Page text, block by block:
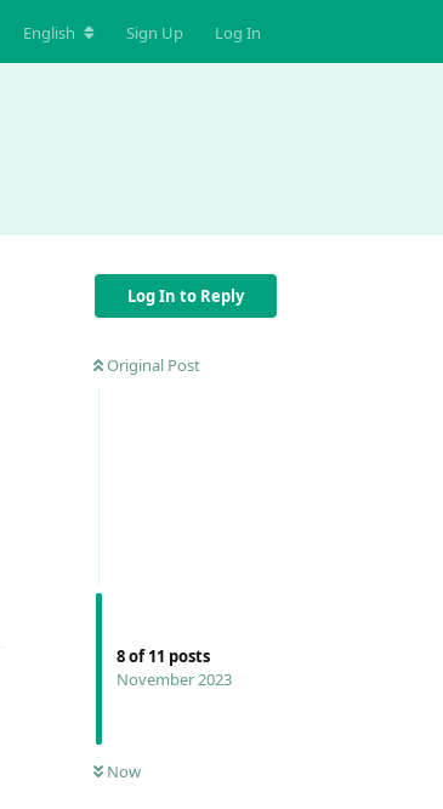
English Sign Up Log In
Log In to Reply
Original Post
8of11 posts
November 2023
Now